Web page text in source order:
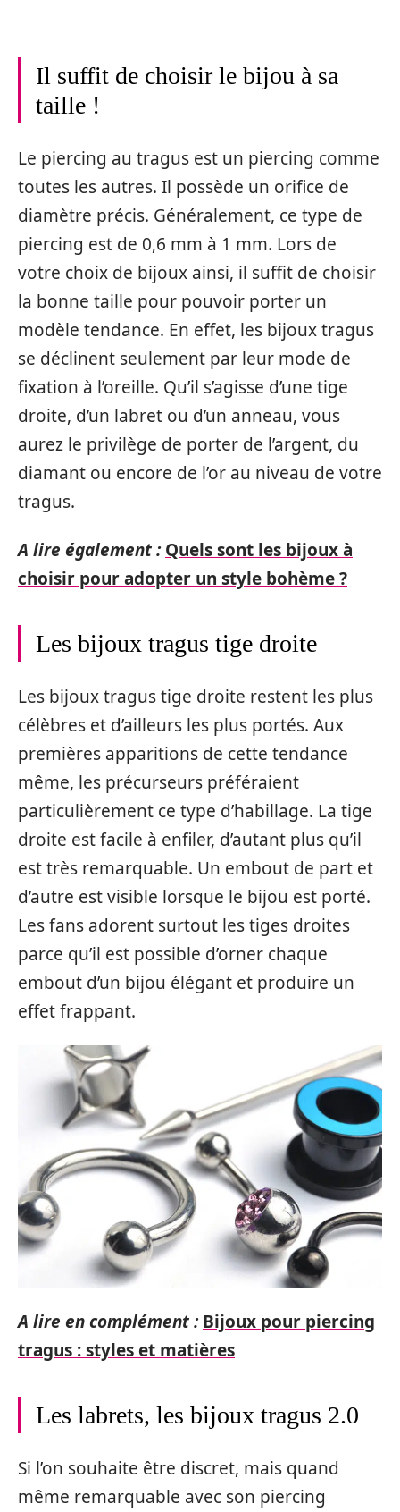
Il suffit de choisir le bijou à sa
taille !
Le piercing au tragus est un piercing comme
toutes les autres. Il possède un orifice de
diamètre précis. Généralement, ce type de
piercing est de 0,6 mm à 1 mm. Lors de
votre choix de bijoux ainsi, il suffit de choisir
la bonne taille pour pouvoir porter un
modèle tendance. En effet, les bijoux tragus
se déclinent seulement par leur mode de
fixation à l’oreille. Qu’il s’agisse d’une tige
droite, d’un labret ou d’un anneau, vous
aurez le privilège de porter de l’argent, du
diamant ou encore de l’or au niveau de votre
tragus.
A lire également : Quels sont les bijoux à
choisir pour adopter un style bohème ?
Les bijoux tragus tige droite
Les bijoux tragus tige droite restent les plus
célèbres et d’ailleurs les plus portés. Aux
premières apparitions de cette tendance
même, les précurseurs préféraient
particulièrement ce type d’habillage. La tige
droite est facile à enfiler, d’autant plus qu’il
est très remarquable. Un embout de part et
d’autre est visible lorsque le bijou est porté.
Les fans adorent surtout les tiges droites
parce qu’il est possible d’orner chaque
embout d’un bijou élégant et produire un
effet frappant.
A lire en complément : Bijoux pour piercing
tragus : styles et matières
Les labrets, les bijoux tragus 2.0
Si l’on souhaite être discret, mais quand
même remarquable avec son piercing